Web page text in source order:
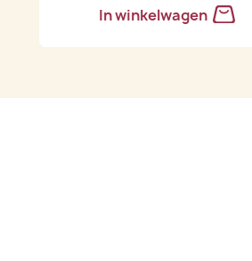
In winkelwagen